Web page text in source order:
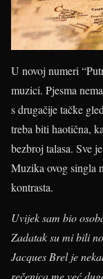
U novoj numeri
muzici. Pjesma
s drugačije tačke
treba biti haotična,
bezbroj talasa. Sve
Muzika ovog singla
kontrasta.
Uvijek sam bio
Zadatak su mi bili
Jacques Brel je
rečenica me već